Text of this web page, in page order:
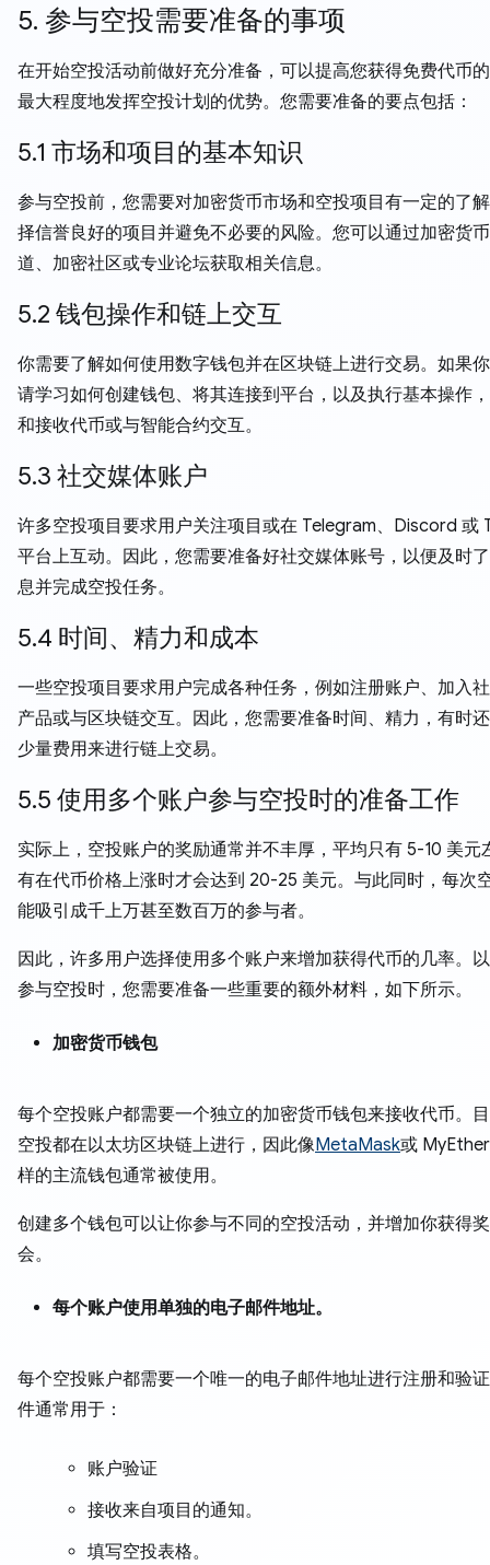
5. 参与空投需要准备的事项
在开始空投活动前做好充分准备，可以提高您获得免费代币
最大程度地发挥空投计划的优势。您需要准备的要点包括：
5.1 市场和项目的基本知识
参与空投前，您需要对加密货币市场和空投项目有一定的了
择信誉良好的项目并避免不必要的风险。您可以通过加密货
道、加密社区或专业论坛获取相关信息。
5.2 钱包操作和链上交互
你需要了解如何使用数字钱包并在区块链上进行交易。如果
请学习如何创建钱包、将其连接到平台，以及执行基本操作
和接收代币或与智能合约交互。
5.3 社交媒体账户
许多空投项目要求用户关注项目或在 Telegram、Discord 或
平台上互动。因此，您需要准备好社交媒体账号，以便及时
息并完成空投任务。
5.4 时间、精力和成本
一些空投项目要求用户完成各种任务，例如注册账户、加入
产品或与区块链交互。因此，您需要准备时间、精力，有时
少量费用来进行链上交易。
5.5 使用多个账户参与空投时的准备工作
实际上，空投账户的奖励通常并不丰厚，平均只有 5-10 美元
有在代币价格上涨时才会达到 20-25 美元。与此同时，每次
能吸引成千上万甚至数百万的参与者。
因此，许多用户选择使用多个账户来增加获得代币的几率。
参与空投时，您需要准备一些重要的额外材料，如下所示。
加密货币钱包
每个空投账户都需要一个独立的加密货币钱包来接收代币。
空投都在以太坊区块链上进行，因此像MetaMask或
样的主流钱包通常被使用。
创建多个钱包可以让你参与不同的空投活动，并增加你获得
会。
每个账户使用单独的电子邮件地址。
每个空投账户都需要一个唯一的电子邮件地址进行注册和验
件通常用于：
账户验证
接收来自项目的通知。
填写空投表格。